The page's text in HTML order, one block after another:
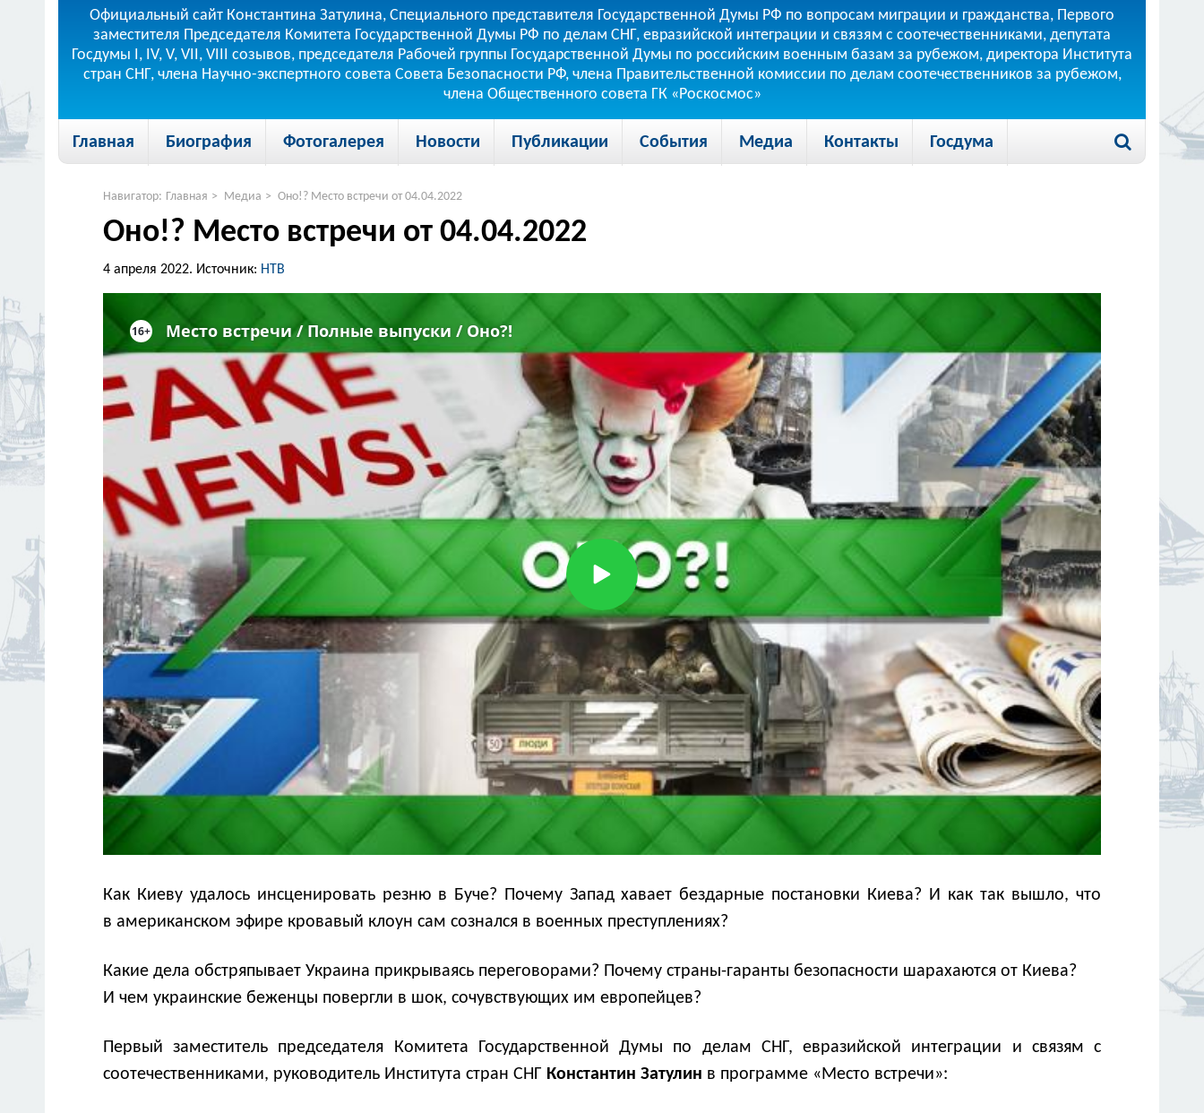
Официальный сайт Константина Затулина, Специального представителя Государственной Думы РФ по вопросам миграции и гражданства, Первого
заместителя Председателя Комитета Государственной Думы РФ по делам СНГ, евразийской интеграции и связям с соотечественниками, депутата
Госдумы I, IV, V, VII, VIII созывов, председателя Рабочей группы Государственной Думы по российским военным базам за рубежом, директора Института
стран СНГ, члена Научно-экспертного совета Совета Безопасности РФ, члена Правительственной комиссии по делам соотечественников за рубежом,
члена Общественного совета ГК «Роскосмос»
Главная Биография Фотогалерея Новости Публикации События Медиа Контакты Госдума
Навигатор: Главная > Медиа > Оно!? Место встречи от 04.04.2022
Оно!? Место встречи от 04.04.2022
4 апреля 2022. Источник: НТВ
Как Киеву удалось инсценировать резню в Буче? Почему Запад хавает бездарные постановки Киева? И как так вышло, что
в американском эфире кровавый клоун сам сознался в военных преступлениях?
Какие дела обстряпывает Украина прикрываясь переговорами? Почему страны-гаранты безопасности шарахаются от Киева?
И чем украинские беженцы повергли в шок, сочувствующих им европейцев?
Первый заместитель председателя Комитета Государственной Думы по делам СНГ, евразийской интеграции и связям с
соотечественниками, руководитель Института стран СНГ Константин Затулин в программе «Место встречи»: